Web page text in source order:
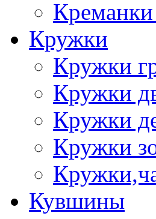
Креманки
Кружки
Кружки
Кружки
Кружки
Кружки
Кувшины